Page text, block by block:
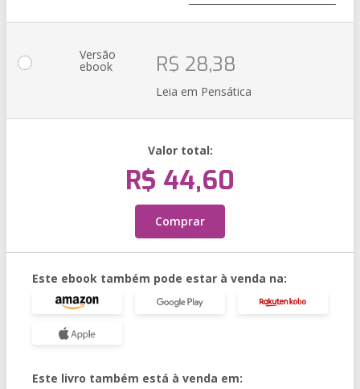
Versão
ebook R$ 28,38
Leia em Pensática
Valor total:
R$ 44,60
Comprar
Este ebook também pode estar à venda na:
Este livro também está à venda em: